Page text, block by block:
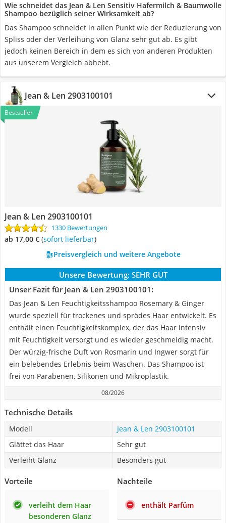
Wie schneidet das Jean & Len Sensitiv Hafermilch & Baumwolle
Shampoo bezüglich seiner Wirksamkeit ab?
Das Shampoo schneidet in allen Punkt wie der Reduzierung von
Spliss oder der Verleihung von Glanz sehr gut ab. Es gibt
jedoch keinen Bereich in dem es sich von anderen Produkten
aus unserem Vergleich abhebt.
Jean & Len 2903100101
Bestseller
Jean & Len 2903100101
1330 Bewertungen
ab 17,00 € ( Sofort lieferbar)
Preisvergleich und weitere Angebote
Unsere Bewertung: SEHR GUT
Unser Fazit für Jean & Len 2903100101:
Das Jean & Len Feuchtigkeitsshampoo Rosemary & Ginger
wurde speziell für trockenes und sprödes Haar entwickelt. Es
enthält einen Feuchtigkeitskomplex, der das Haar intensiv
mit Feuchtigkeit versorgt und es wieder geschmeidig macht.
Der würzig-frische Duft von Rosmarin und Ingwer sorgt für
ein belebendes Erlebnis beim Waschen. Das Shampoo ist
frei von Parabenen, Silikonen und Mikroplastik.
08/2026
Technische Details
Modell
Jean & Len 2903100101
Glättet das Haar
Sehr gut
Verleiht Glanz
Besonders gut
Vorteile
verleiht dem Haar
besonderen Glanz
Nachteile
enthält Parfüm